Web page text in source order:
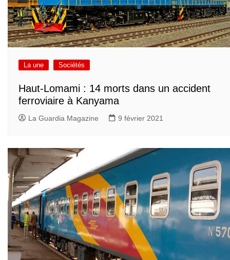
La une Sociétés
Haut-Lomami : 14 morts dans un accident
ferroviaire à Kanyama
La Guardia Magazine 9 février 2021